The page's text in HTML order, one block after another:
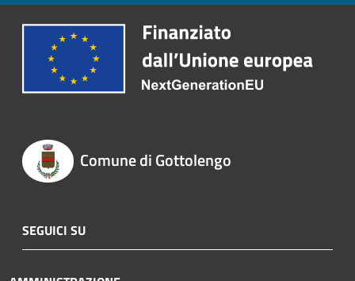
Comune di Gottolengo
SEGUICI SU